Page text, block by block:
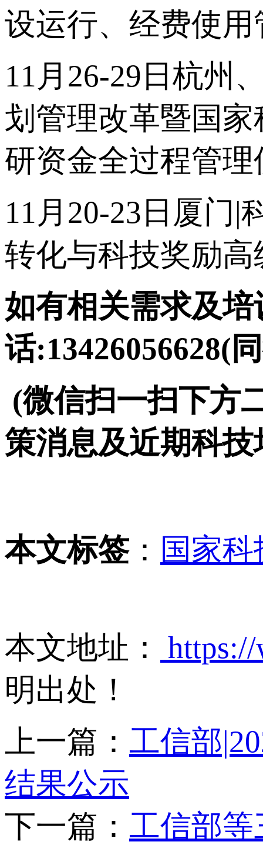
设运行、经费使
11月26-29日杭州
划管理改革暨国
研资金全过程管
11月20-23日厦门|
转化与科技奖励
如有相关需求及
话:13426056628(
(微信扫一扫下方
策消息及近期科
本文标签： 国家
本文地址：
明出处！
上一篇： 工信部
结果公示
下一篇： 工信部